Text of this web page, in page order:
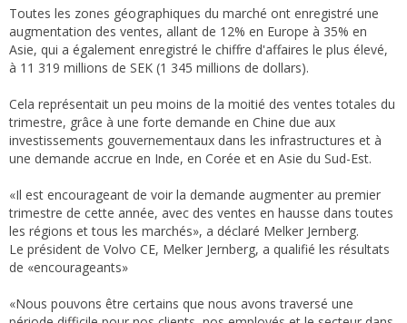
Toutes les zones géographiques du marché ont enregistré une
augmentation des ventes, allant de 12% en Europe à 35% en
Asie, qui a également enregistré le chiffre d'affaires le plus élevé,
à 11 319 millions de SEK (1 345 millions de dollars).
Cela représentait un peu moins de la moitié des ventes totales du
trimestre, grâce à une forte demande en Chine due aux
investissements gouvernementaux dans les infrastructures et à
une demande accrue en Inde, en Corée et en Asie du Sud-Est.
«Il est encourageant de voir la demande augmenter au premier
trimestre de cette année, avec des ventes en hausse dans toutes
les régions et tous les marchés», a déclaré Melker Jernberg.
Le président de Volvo CE, Melker Jernberg, a qualifié les résultats
de «encourageants»
«Nous pouvons être certains que nous avons traversé une